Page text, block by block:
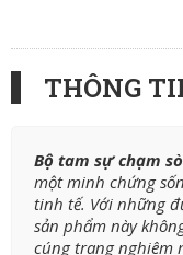
THÔNG
Bộ tam sự chạm
một minh chứng
tinh tế. Với những
sản phẩm này
cúng trang nghiêm